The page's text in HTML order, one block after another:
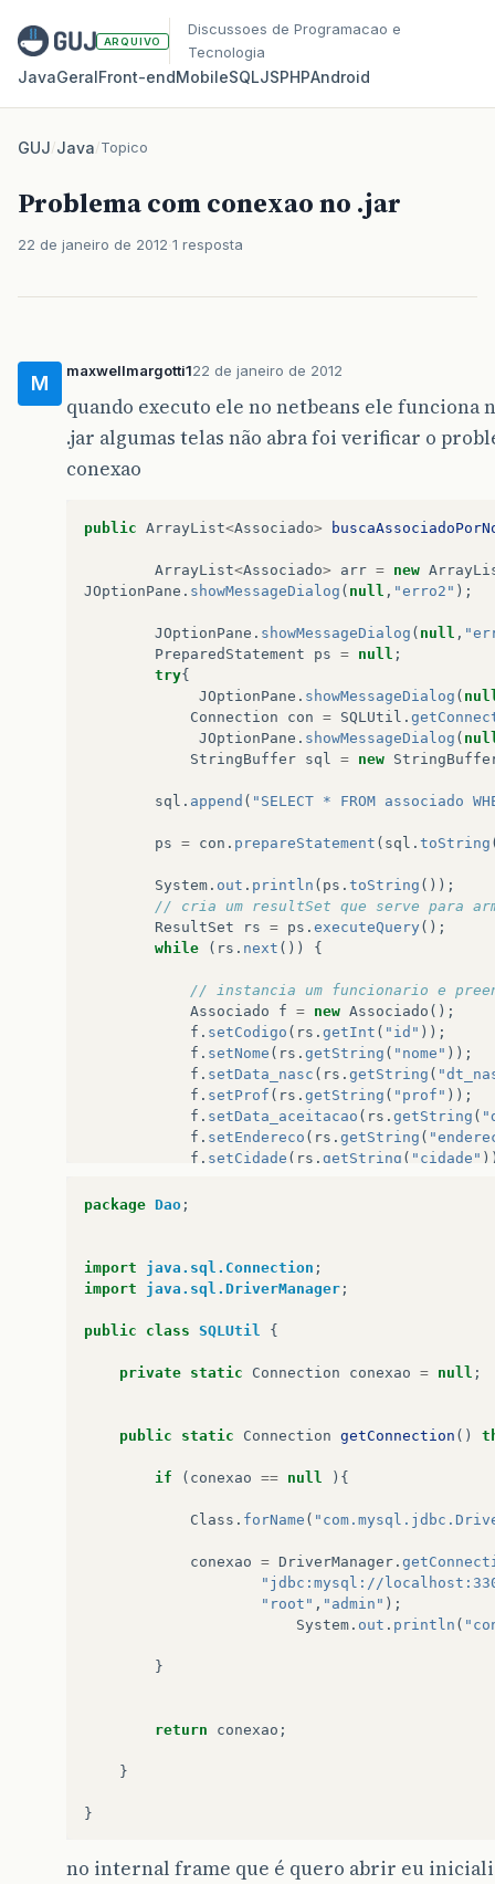
ARQUIVO
Discussoes de Programacao e
Tecnologia
JavaGeralFront‑endMobileSQLJSPHPAndroid
GUJ/Java/Topico
Problema com conexao no .jar
22 de janeiro de 2012 1 resposta
M
maxwellmargotti122 de janeiro de 2012
quando executo ele no netbeans ele
.jar algumas telas não abra foi verificar o
conexao
public ArrayList<Associado>
ArrayList<Associado> arr = new
JOptionPane . showMessageDialog ( null , "erro2" );
JOptionPane . showMessageDialog ( null ,
PreparedStatement
ps = null ;
try{
JOptionPane . showMessageDialog (
Connection
con = SQLUtil .
JOptionPane . showMessageDialog (
StringBuffer sql = new
sql . append ( "SELECT * FROM associado
ps = con . prepareStatement ( sql . toString
System . out . println ( ps . toString ());
// cria um resultSet que serve para
ResultSet
rs = ps . executeQuery ();
while
( rs . next ()) {
// instancia um funcionario e
Associado
f = new Associado ();
f . setCodigo ( rs . getInt ( "id" ));
f . setNome ( rs . getString ( "nome" ));
f . setData_nasc ( rs . getString (
f . setProf ( rs . getString ( "prof" ));
f . setData_aceitacao ( rs . getString (
f . setEndereco ( rs . getString (
f . setCidade ( rs . getString ( "cidade"
f.setStatus( rs .
arr. add (
);
rs. close();
return
arr;
package Dao ;
import java.sql.Connection ;
import
java.sql.DriverManager ;
public class SQLUtil {
private static Connection conexao = null ;
public static Connection getConnection ()
if ( conexao == null ){
Class . forName (
conexao = DriverManager .
"jdbc:mysql://
"root" , "admin" );
System . out . println (
}
return conexao ;
}
}
no internal frame que é quero abrir eu